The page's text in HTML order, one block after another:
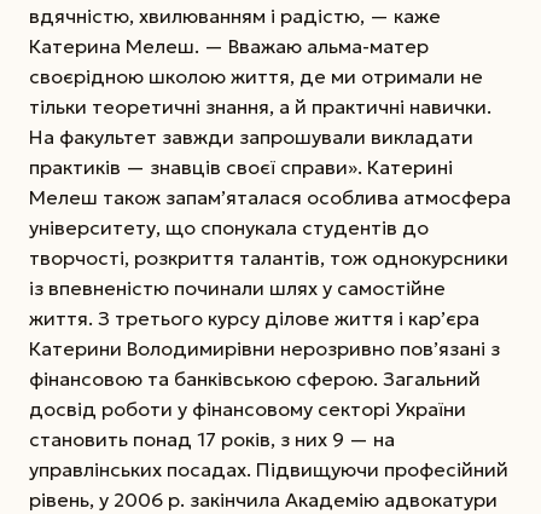
вдячністю, хвилюванням і радістю, — каже
Катерина Мелеш. — Вважаю альма-матер
своєрідною школою життя, де ми отримали не
тільки теоретичні знання, а й практичні навички.
На факультет завжди запрошували викладати
практиків — знавців своєї справи». Катерині
Мелеш також запам’яталася особлива атмосфера
університету, що спонукала студентів до
творчості, розкриття талантів, тож однокурс­ники
із впевненістю починали шлях у самостійне
життя. З третього курсу ділове життя і кар’єра
Катерини Володимирівни нерозривно пов’язані з
фінансовою та банківською сферою. Загальний
досвід роботи у фінансовому секторі України
становить понад 17 років, з них 9 — на
управлінських посадах. Підвищуючи професійний
рівень, у 2006 р. закінчила Академію адвокатури